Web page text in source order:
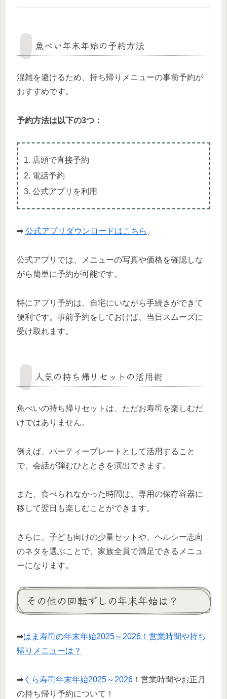
魚べい年末年始の予約方法
混雑を避けるため、持ち帰りメニューの事前予約が
おすすめです。
予約方法は以下の3つ：
店頭で直接予約
電話予約
公式アプリを利用
➡ 公式アプリダウンロードはこちら 。
公式アプリでは、メニューの写真や価格を確認しな
がら簡単に予約が可能です。
特にアプリ予約は、自宅にいながら手続きができて
便利です。事前予約をしておけば、当日スムーズに
受け取れます。
人気の持ち帰りセットの活用術
魚べいの持ち帰りセットは、ただお寿司を楽しむだ
けではありません。
例えば、パーティープレートとして活用すること
で、会話が弾むひとときを演出できます。
また、食べられなかった時間は、専用の保存容器に
移して翌日も楽しむことができます。
さらに、子ども向けの少量セットや、ヘルシー志向
のネタを選ぶことで、家族全員で満足できるメニュ
ーになります。
その他の回転ずしの年末年始は？
➡はま寿司の年末年始2025～2026！営業時間や持ち
帰りメニューは？
➡ くら寿司年末年始2025～2026 ！営業時間やお正月
の持ち帰り予約について！